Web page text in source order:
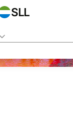
SLL